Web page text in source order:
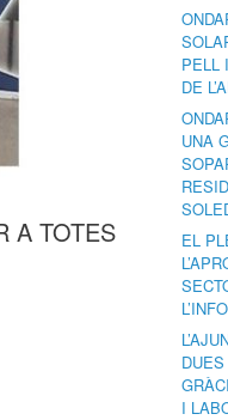
A TOTES
PELL
DE
UNA
EL
I